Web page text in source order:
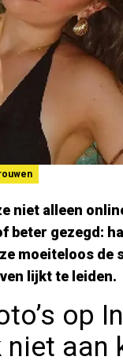
niet alleen
beter gezegd:
moeiteloos de
lijkt te leiden.
op
aan